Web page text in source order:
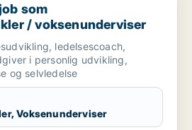
som
/ voksenunderviser
ledelsescoach,
i personlig udvikling,
og selvledelse
Voksenunderviser